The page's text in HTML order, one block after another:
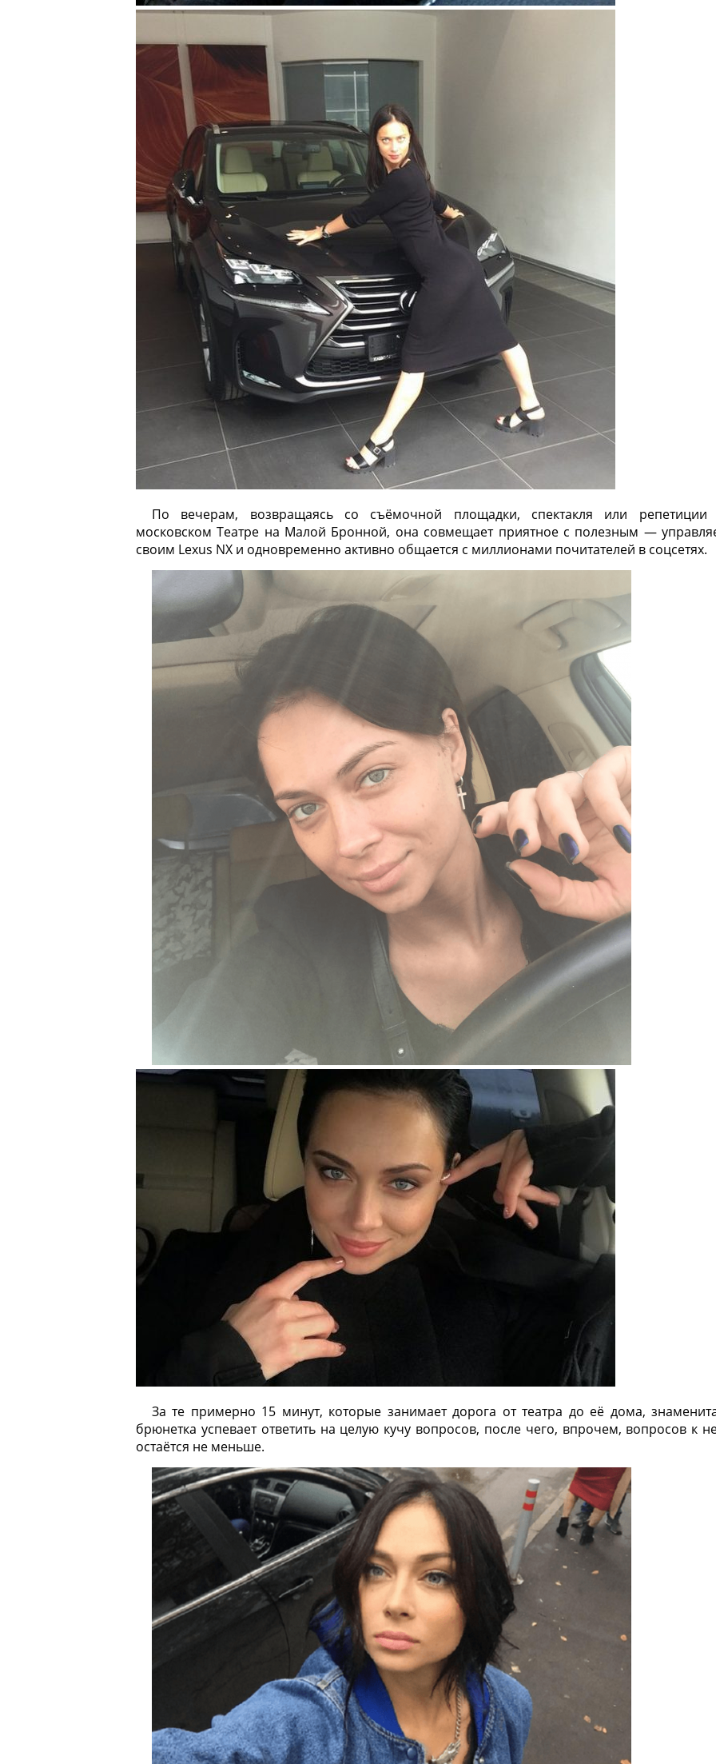
По вечерам, возвращаясь со съёмочной площадки, спектакля или репетиции
московском Театре на Малой Бронной, она совмещает приятное с полезным —
своим Lexus NX и одновременно активно общается с миллионами почитателей в соцсетях.
За те примерно 15 минут, которые занимает дорога от театра до её дома,
брюнетка успевает ответить на целую кучу вопросов, после чего, впрочем, вопросов к
остаётся не меньше.